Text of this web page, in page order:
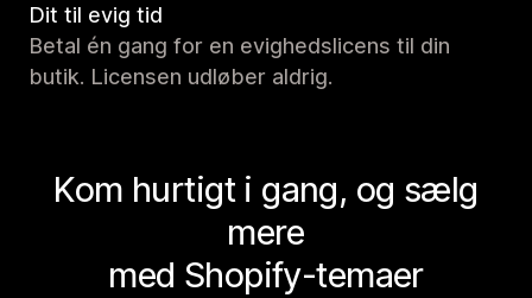
Dit til evig tid
Betal én gang for en evighedslicens til din
butik. Licensen udløber aldrig.
Kom hurtigt i gang, og sælg
mere
med Shopify-temaer